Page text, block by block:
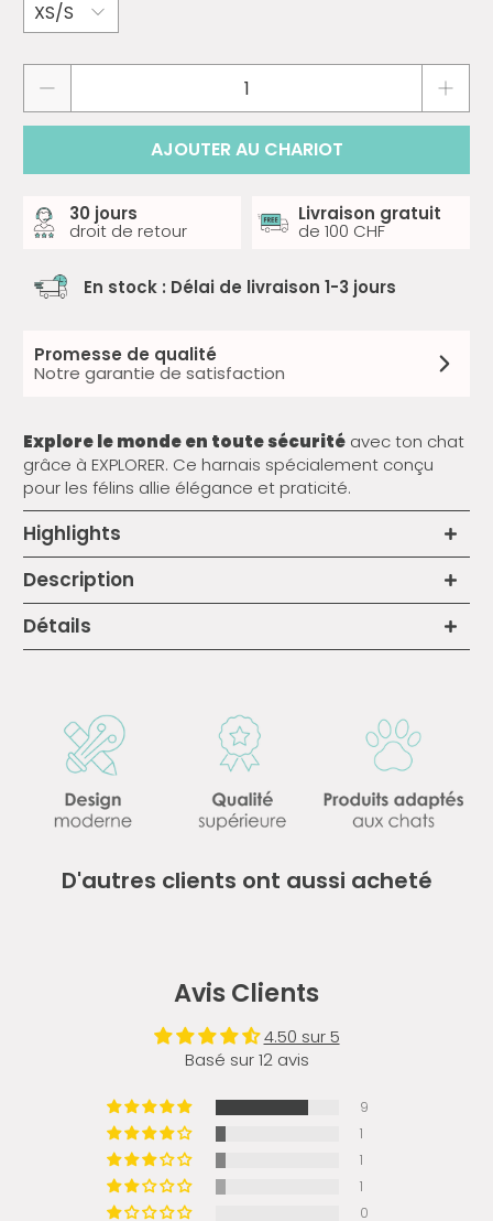
AJOUTER AU CHARIOT
30 jours
droit de retour
Livraison gratuit
de 100 CHF
En stock : Délai de livraison 1-3 jours
Promesse de qualité
Notre garantie de satisfaction
Explore le monde en toute sécurité avec ton chat
grâce à EXPLORER. Ce harnais spécialement conçu
pour les félins allie élégance et praticité.
Highlights
Description
Détails
D'autres clients ont aussi acheté
Avis Clients
4.50 sur 5
Basé sur 12 avis
9
1
1
1
0